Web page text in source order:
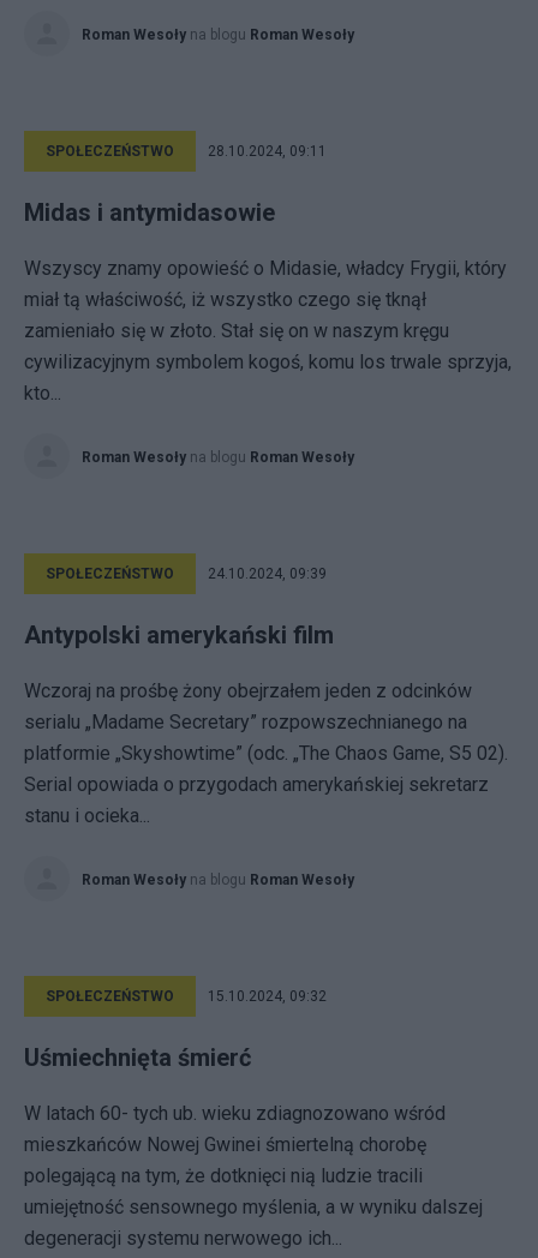
Roman Wesoły na blogu Roman Wesoły
SPOŁECZEŃSTWO 28.10.2024, 09:11
Midas i antymidasowie
Wszyscy znamy opowieść o Midasie, władcy Frygii, który
miał tą właściwość, iż wszystko czego się tknął
zamieniało się w złoto. Stał się on w naszym kręgu
cywilizacyjnym symbolem kogoś, komu los trwale sprzyja,
kto...
Roman Wesoły na blogu Roman Wesoły
SPOŁECZEŃSTWO 24.10.2024, 09:39
Antypolski amerykański film
Wczoraj na prośbę żony obejrzałem jeden z odcinków
serialu „Madame Secretary” rozpowszechnianego na
platformie „Skyshowtime” (odc. „The Chaos Game, S5 02).
Serial opowiada o przygodach amerykańskiej sekretarz
stanu i ocieka...
Roman Wesoły na blogu Roman Wesoły
SPOŁECZEŃSTWO 15.10.2024, 09:32
Uśmiechnięta śmierć
W latach 60- tych ub. wieku zdiagnozowano wśród
mieszkańców Nowej Gwinei śmiertelną chorobę
polegającą na tym, że dotknięci nią ludzie tracili
umiejętność sensownego myślenia, a w wyniku dalszej
degeneracji systemu nerwowego ich...